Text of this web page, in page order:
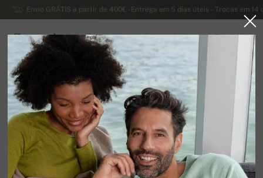
Envio GRÁTIS a partir de 400€ - Entrega em 5 dias úteis – Trocas em
Caxemira
PORTUGAL
Página principal
Suéteres masculinos de caxemira
Suéteres masculinos com zíper